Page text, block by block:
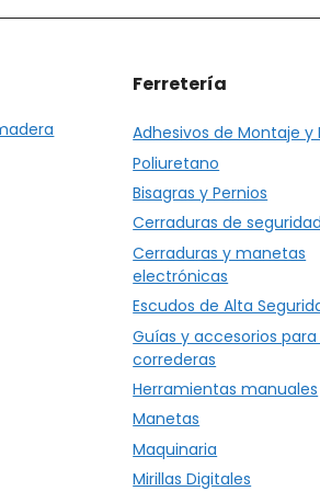
producto
Ferretería
Adhesivos de Montaje y
Poliuretano
Bisagras y Pernios
Cerraduras de seguridad
Cerraduras y manetas
electrónicas
Escudos de Alta
Guías y accesorios
correderas
Herramientas manuales
Manetas
Maquinaria
Mirillas Digitales